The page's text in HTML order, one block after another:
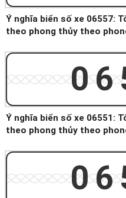
Ý nghĩa biển số xe 06557:
theo phong thủy theo
Ý nghĩa biển số xe 06551:
theo phong thủy theo